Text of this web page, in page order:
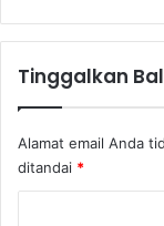
a
k
a
r
i
-
G
e
Tinggalkan
Alamat email Anda
ditandai *